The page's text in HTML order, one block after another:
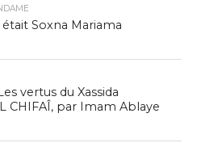
était Soxna Mariama
vertus du Xassida
CHIFAÎ, par Imam Ablaye